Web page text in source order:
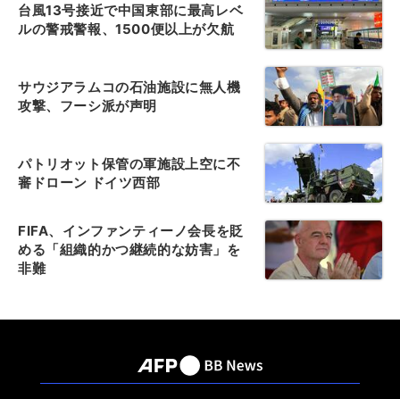
台風13号接近で中国東部に最高レベ
ルの警戒警報、1500便以上が欠航
サウジアラムコの石油施設に無人機
攻撃、フーシ派が声明
パトリオット保管の軍施設上空に不
審ドローン ドイツ西部
FIFA、インファンティーノ会長を貶
める「組織的かつ継続的な妨害」を
非難